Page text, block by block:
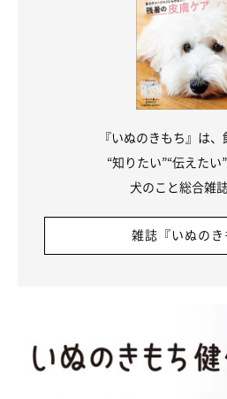
『いぬのきもち』は
“知りたい”“伝えたい
犬のこと総合雑誌
雑誌『いぬのき